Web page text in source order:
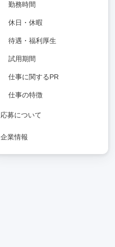
勤務時間
休日・休暇
待遇・福利厚生
試用期間
仕事に関するPR
仕事の特徴
応募について
企業情報